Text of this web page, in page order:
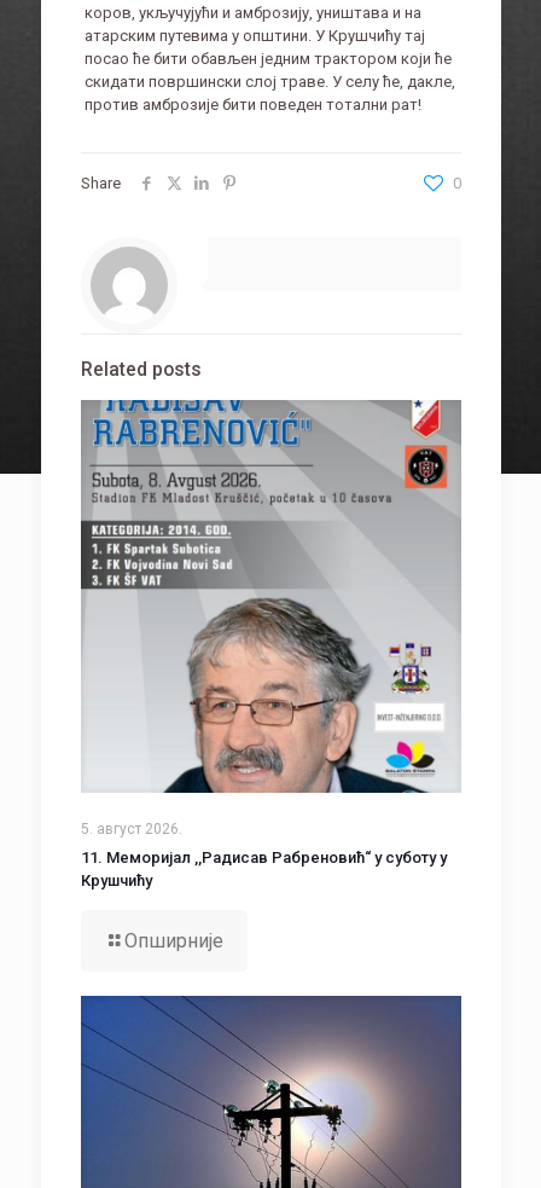
коров, укључујући и амброзију, уништава и на
атарским путевима у општини. У Крушчићу тај
посао ће бити обављен једним трактором који ће
скидати површински слој траве. У селу ће, дакле,
против амброзије бити поведен тотални рат!
Share 0
Related posts
5. август 2026.
11. Меморијал ,,Радисав Рабреновић“ у суботу у
Крушчићу
Опширније